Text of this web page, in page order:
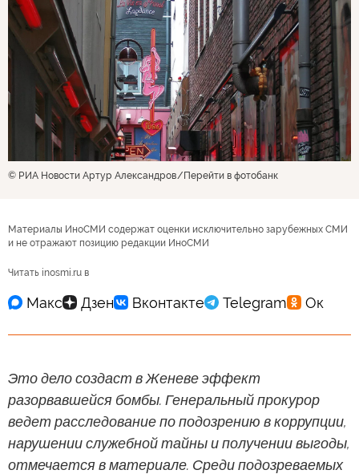
© РИА Новости Артур Александров Перейти в фотобанк
Материалы ИноСМИ содержат оценки исключительно зарубежных СМИ
и не отражают позицию редакции ИноСМИ
Читать inosmi.ru в
Это дело создаст в Женеве эффект
разорвавшейся бомбы. Генеральный прокурор
ведет расследование по подозрению в коррупции,
нарушении служебной тайны и получении выгоды,
отмечается в материале. Среди подозреваемых